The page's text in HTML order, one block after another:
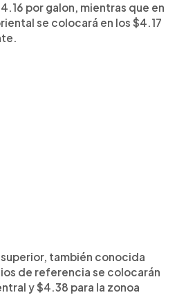
por galon, mientras que en
se colocará en los $4.17
también conocida
de referencia se colocarán
y $4.38 para la zonoa